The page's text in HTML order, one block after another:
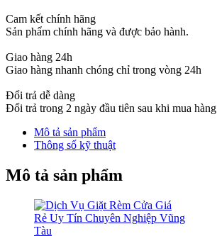
Cam kết chính hãng
Sản phẩm chính hãng và được bảo hành.
Giao hàng 24h
Giao hàng nhanh chóng chỉ trong vòng 24h
Đổi trả dễ dàng
Đổi trả trong 2 ngày đầu tiên sau khi mua hàng
Mô tả sản phẩm
Thông số kỹ thuật
Mô tả sản phẩm